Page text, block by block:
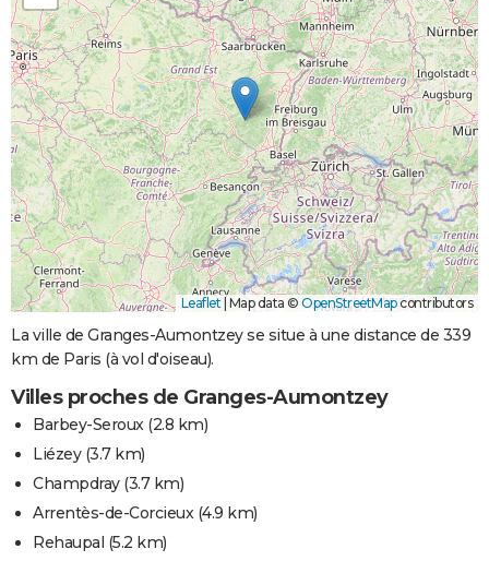
Leaflet Map data © OpenStreetMapcontributors
La ville de Granges-Aumontzey se situe à une distance de 339
km de Paris (à vol d'oiseau).
Villes proches de Granges-Aumontzey
Barbey-Seroux(2.8 km)
Liézey(3.7 km)
Champdray(3.7 km)
Arrentès-de-Corcieux(4.9 km)
Rehaupal (5.2 km)